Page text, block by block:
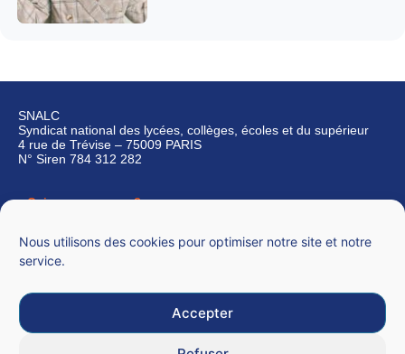
Nous utilisons des cookies pour optimiser notre site et notre
service.
Accepter
SNALC
Syndicat national des lycées, collèges, écoles et du supérieur
4 rue de Trévise – 75009 PARIS
N° Siren 784 312 282
Qui sommes-nous ?